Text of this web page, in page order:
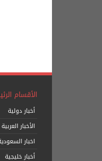
الأقسام
أخبار دولية
الأخبار العربية
اخبار
أخبار خليجية